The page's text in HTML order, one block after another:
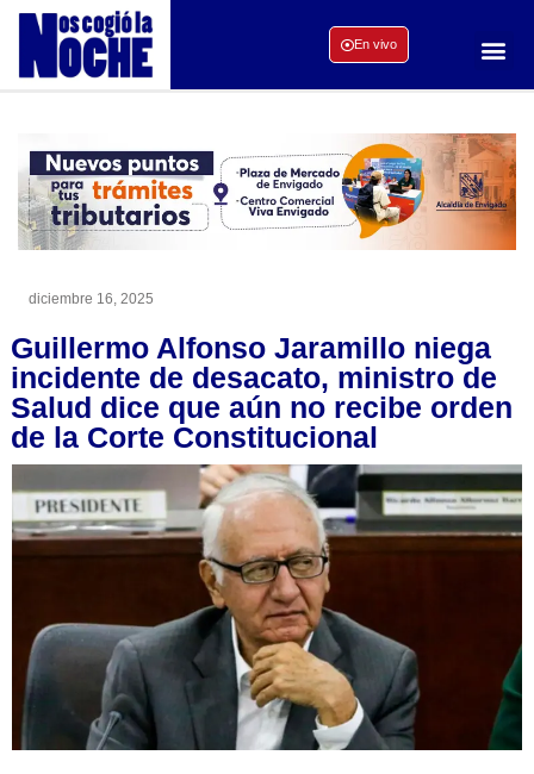
En vivo
diciembre 16, 2025
Guillermo Alfonso Jaramillo niega
incidente de desacato, ministro de
Salud dice que aún no recibe orden
de la Corte Constitucional